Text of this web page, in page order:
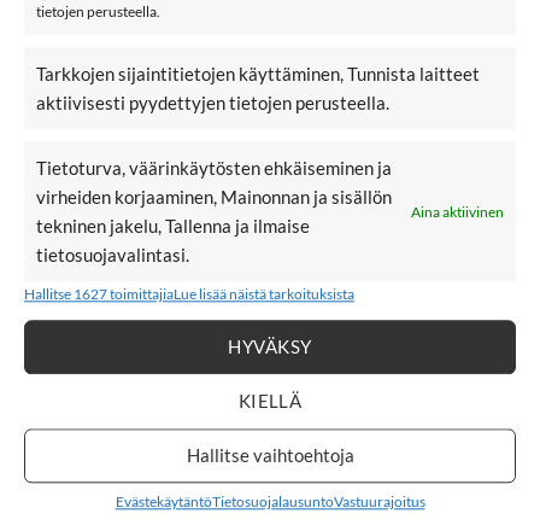
tietojen perusteella.
Tarkkojen sijaintitietojen käyttäminen, Tunnista laitteet
aktiivisesti pyydettyjen tietojen perusteella.
Tietoturva, väärinkäytösten ehkäiseminen ja
virheiden korjaaminen, Mainonnan ja sisällön
tekninen jakelu, Tallenna ja ilmaise
tietosuojavalintasi.
Aina aktiivinen
Hallitse 1627 toimittajiaLue lisää näistä tarkoituksista
HYVÄKSY
KIELLÄ
Hallitse vaihtoehtoja
EvästekäytäntöTietosuojalausuntoVastuurajoitus
NAME IT
Laurel Wreath
54,99€
NAME IT NMFALFA08
TAKIT